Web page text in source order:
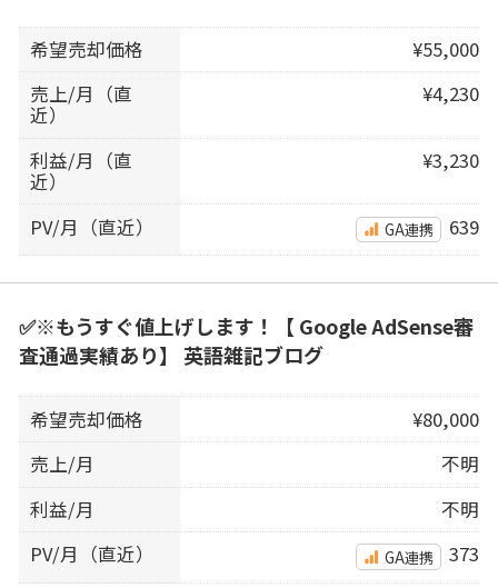
希望売却価格
¥55,000
売上/月（直
近）
¥4,230
利益/月（直
近）
¥3,230
PV/月（直近） GA連携 639
✅※もうすぐ値上げします！【 Google AdSense審
査通過実績あり】 英語雑記ブログ
希望売却価格
¥80,000
売上/月
不明
利益/月
不明
PV/月（直近）
GA連携 373